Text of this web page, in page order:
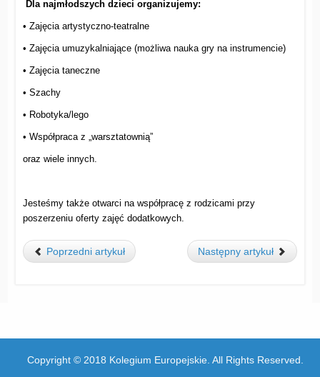
Dla najmłodszych dzieci organizujemy:
• Zajęcia artystyczno-teatralne
• Zajęcia umuzykalniające (możliwa nauka gry na instrumencie)
• Zajęcia taneczne
• Szachy
• Robotyka/lego
• Współpraca z „warsztatownią”
oraz wiele innych.
Jesteśmy także otwarci na współpracę z rodzicami przy
poszerzeniu oferty zajęć dodatkowych.
Poprzedni artykuł Następny artykuł
Copyright © 2018 Kolegium Europejskie. All Rights Reserved.